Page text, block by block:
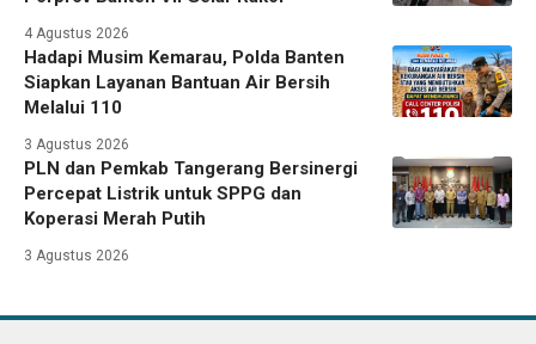
4 Agustus 2026
Hadapi Musim Kemarau, Polda Banten
Siapkan Layanan Bantuan Air Bersih
Melalui 110
3 Agustus 2026
PLN dan Pemkab Tangerang Bersinergi
Percepat Listrik untuk SPPG dan
Koperasi Merah Putih
3 Agustus 2026